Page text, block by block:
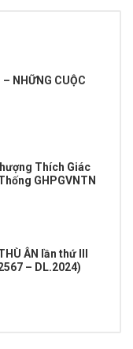
NHỮNG CUỘC
Thích Giác
GHPGVNTN
ÂN lần thứ III
– DL.2024)